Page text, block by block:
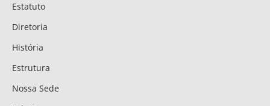
Estatuto
Diretoria
História
Estrutura
Nossa Sede